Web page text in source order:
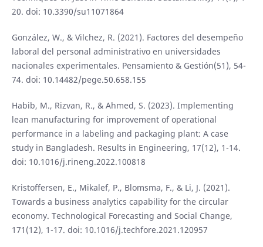
20. doi: 10.3390/su11071864
González, W., & Vilchez, R. (2021). Factores del desempeño
laboral del personal administrativo en universidades
nacionales experimentales. Pensamiento & Gestión(51), 54-
74. doi: 10.14482/pege.50.658.155
Habib, M., Rizvan, R., & Ahmed, S. (2023). Implementing
lean manufacturing for improvement of operational
performance in a labeling and packaging plant: A case
study in Bangladesh. Results in Engineering, 17(12), 1-14.
doi: 10.1016/j.rineng.2022.100818
Kristoffersen, E., Mikalef, P., Blomsma, F., & Li, J. (2021).
Towards a business analytics capability for the circular
economy. Technological Forecasting and Social Change,
171(12), 1-17. doi: 10.1016/j.techfore.2021.120957